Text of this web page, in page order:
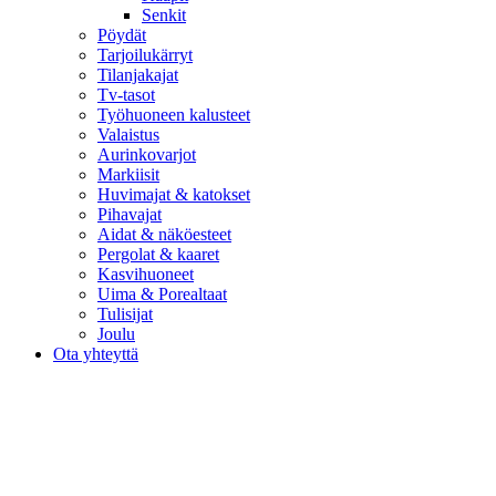
Senkit
Pöydät
Tarjoilukärryt
Tilanjakajat
Tv-tasot
Työhuoneen kalusteet
Valaistus
Aurinkovarjot
Markiisit
Huvimajat & katokset
Pihavajat
Aidat & näköesteet
Pergolat & kaaret
Kasvihuoneet
Uima & Porealtaat
Tulisijat
Joulu
Ota yhteyttä